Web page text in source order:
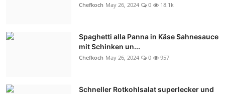
Chefkoch May 26, 2024 0 18.1k
Spaghetti alla Panna in Käse Sahnesauce
mit Schinken un...
Chefkoch May 26, 2024 0 957
Schneller Rotkohlsalat superlecker und